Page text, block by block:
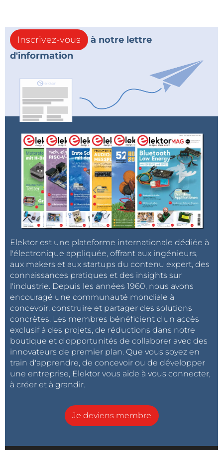
Inscrivez-vous
à notre lettre
d'information
Elektor est une plateforme internationale dédiée à
l'électronique appliquée, offrant aux ingénieurs,
aux makers et aux startups du contenu expert, des
connaissances pratiques et des insights sur
l'industrie. Depuis les années 1960, nous avons
encouragé une communauté mondiale à
concevoir, construire et partager des solutions
concrètes. Les membres bénéficient d'un accès
exclusif à des projets, de réductions dans notre
boutique et d'opportunités de collaborer avec des
innovateurs de premier plan. Que vous soyez en
train d'apprendre, de concevoir ou de développer
une entreprise, Elektor vous aide à vous connecter,
à créer et à grandir.
Je deviens membre